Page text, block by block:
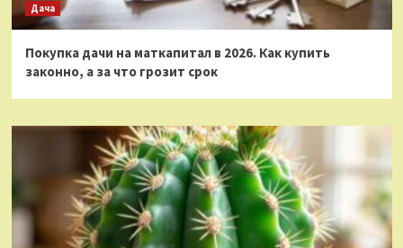
Дача
Покупка дачи на маткапитал в 2026. Как купить
законно, а за что грозит срок